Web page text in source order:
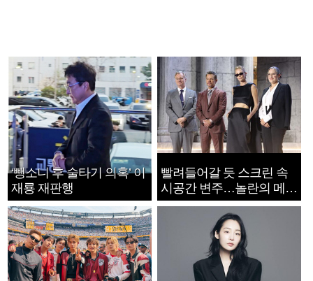
‘뺑소니 후 술타기 의혹’ 이
재룡 재판행
빨려들어갈 듯 스크린 속
시공간 변주…놀란의 메시
지는 ‘전쟁 속죄’